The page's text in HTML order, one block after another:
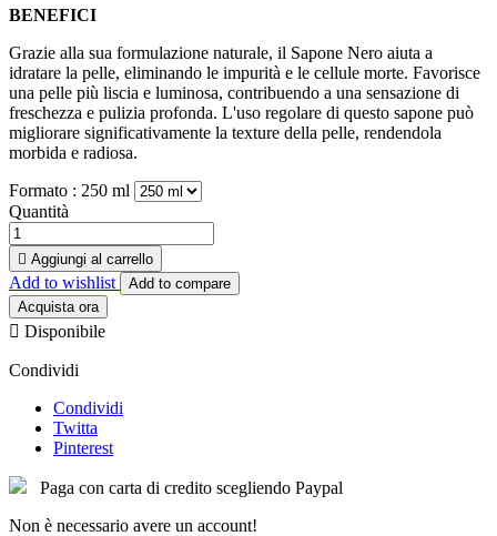
BENEFICI
Grazie alla sua formulazione naturale, il Sapone Nero aiuta a
idratare la pelle, eliminando le impurità e le cellule morte. Favorisce
una pelle più liscia e luminosa, contribuendo a una sensazione di
freschezza e pulizia profonda. L'uso regolare di questo sapone può
migliorare significativamente la texture della pelle, rendendola
morbida e radiosa.
Formato : 250 ml
Quantità
 Aggiungi al carrello
Add to wishlist
Add to compare
Acquista ora
 Disponibile
Condividi
Condividi
Twitta
Pinterest
Paga con carta di credito scegliendo Paypal
Non è necessario avere un account!